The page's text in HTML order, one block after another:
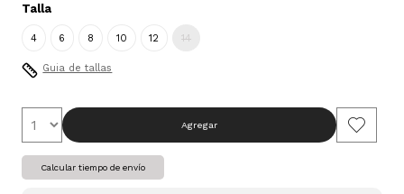
Talla
4 6 8 10 12 14
Guia de tallas
Agregar
Calcular tiempo de envío